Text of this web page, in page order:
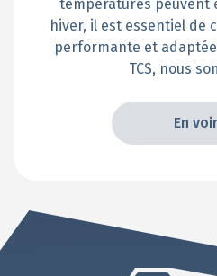
températures peuvent
hiver, il est essentiel de
performante et adaptée
TCS, nous
En